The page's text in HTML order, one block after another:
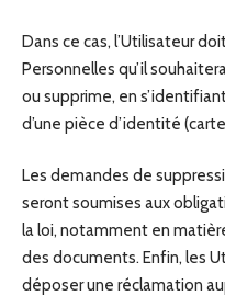
Dans ce cas, l’Utilisateur
Personnelles qu’il
ou supprime, en
d’une pièce d’identité
Les demandes de
seront soumises aux
la loi, notamment en
des documents. Enfin, les
déposer une réclamation